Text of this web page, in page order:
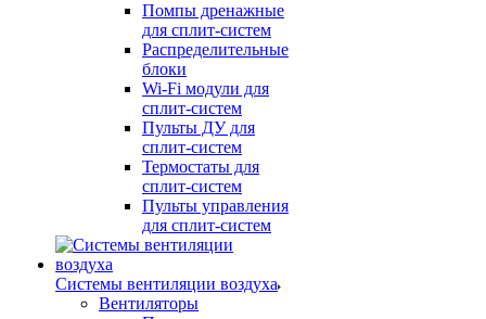
Помпы дренажные
для сплит-систем
Распределительные
блоки
Wi-Fi модули для
сплит-систем
Пульты ДУ для
сплит-систем
Термостаты для
сплит-систем
Пульты управления
для сплит-систем
Системы вентиляции воздуха
Вентиляторы